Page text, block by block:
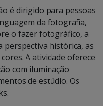
é dirigido para pessoas
da fotografia,
o fazer fotográfico, a
perspectiva histórica, as
A atividade oferece
com iluminação
de estúdio. Os